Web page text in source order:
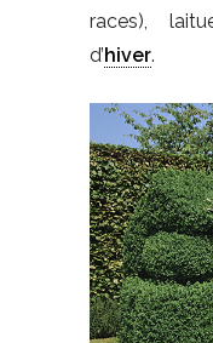
races),
d’hiver.